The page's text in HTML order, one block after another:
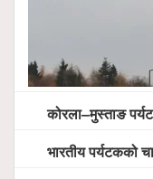
कोरला–मुस्ताङ पर्यटन विकासलाई
भारतीय पर्यटकको